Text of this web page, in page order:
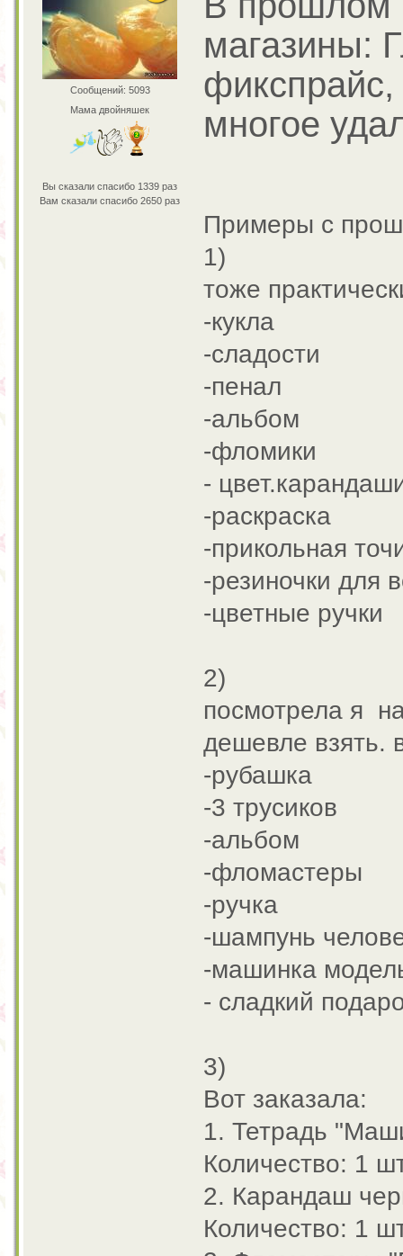
Сообщений: 5093
Мама двойняшек
Вы сказали спасибо 1339 раз
Вам сказали спасибо 2650 раз
магазины:
многое
Примеры с
1)
тоже
-кукла
-сладости
-пенал
-альбом
-фломики
-
-раскраска
-прикольная
-резиночки для
-цветные ручки
2)
посмотрела я
дешевле взять.
-рубашка
-3 трусиков
-альбом
-фломастеры
-ручка
-шампунь
-машинка
- сладкий
3)
Вот заказала:
1. Тетрадь
Количество: 1
2. Карандаш
Количество: 1